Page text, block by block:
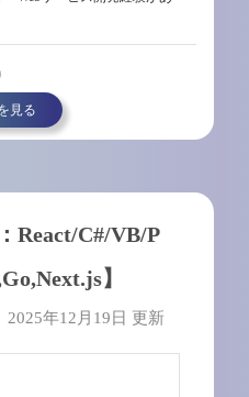
見る
React/C#/VB/P
】
2025年12月19日 更新